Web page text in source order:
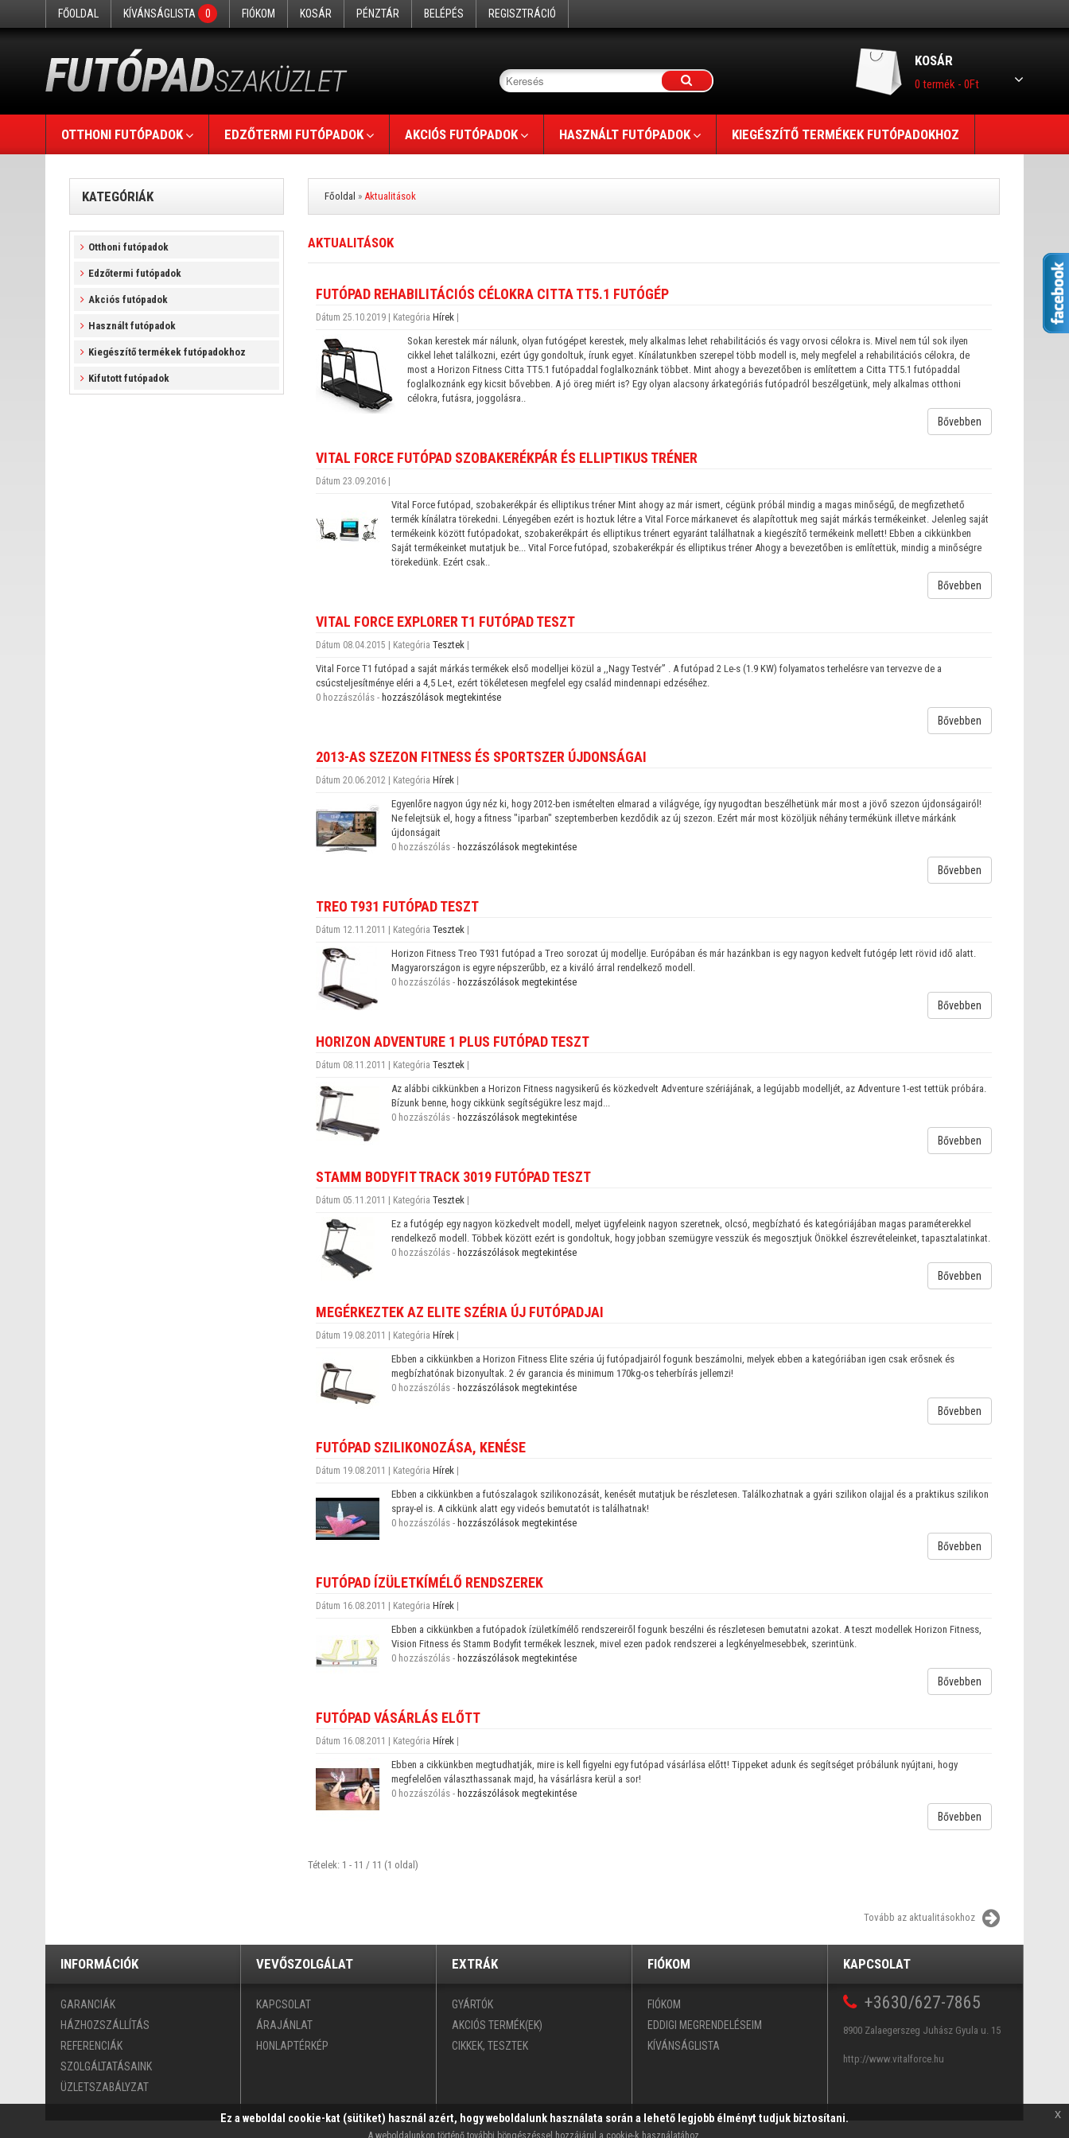
FŐOLDAL KÍVÁNSÁGLISTA 0 FIÓKOM KOSÁR PÉNZTÁR BELÉPÉS REGISZTRÁCIÓ
KOSÁR
0 termék - 0Ft
OTTHONI FUTÓPADOK EDZŐTERMI FUTÓPADOK AKCIÓS FUTÓPADOK HASZNÁLT FUTÓPADOK KIEGÉSZÍTŐ TERMÉKEK FUTÓPADOKHOZ
KATEGÓRIÁK
Otthoni futópadok
Edzőtermi futópadok
Akciós futópadok
Használt futópadok
Kiegészítő termékek futópadokhoz
Kifutott futópadok
Főoldal » Aktualitások
AKTUALITÁSOK
FUTÓPAD REHABILITÁCIÓS CÉLOKRA CITTA TT5.1 FUTÓGÉP
Dátum 25.10.2019 | Kategória Hírek
Sokan kerestek már nálunk, olyan futógépet kerestek, mely alkalmas lehet rehabilitációs és vagy orvosi célokra is. Mivel nem túl sok ilyen
cikkel lehet találkozni, ezért úgy gondoltuk, írunk egyet. Kínálatunkben szerepel több modell is, mely megfelel a rehabilitációs célokra, de
most a Horizon Fitness Citta TT5.1 futópaddal foglalkoznánk többet. Mint ahogy a bevezetőben is említettem a Citta TT5.1 futópaddal
foglalkoznánk egy kicsit bővebben. A jó öreg miért is? Egy olyan alacsony árkategóriás futópadról beszélgetünk, mely alkalmas otthoni
célokra, futásra, joggolásra..
Bővebben
VITAL FORCE FUTÓPAD SZOBAKERÉKPÁR ÉS ELLIPTIKUS TRÉNER
Dátum 23.09.2016 |
Vital Force futópad, szobakerékpár és elliptikus tréner Mint ahogy az már ismert, cégünk próbál mindig a magas minőségű, de megfizethető
termék kínálatra törekedni. Lényegében ezért is hoztuk létre a Vital Force márkanevet és alapítottuk meg saját márkás termékeinket. Jelenleg saját
termékeink között futópadokat, szobakerékpárt és elliptikus trénert egyaránt találhatnak a kiegészítő termékeink mellett! Ebben a cikkünkben
Saját termékeinket mutatjuk be... Vital Force futópad, szobakerékpár és elliptikus tréner Ahogy a bevezetőben is említettük, mindig a minőségre
törekedünk. Ezért csak..
Bővebben
VITAL FORCE EXPLORER T1 FUTÓPAD TESZT
Dátum 08.04.2015 | Kategória Tesztek
Vital Force T1 futópad a saját márkás termékek első modelljei közül a ,,Nagy Testvér” . A futópad 2 Le-s (1.9 KW) folyamatos terhelésre van tervezve de a
csúcsteljesítménye eléri a 4,5 Le-t, ezért tökéletesen megfelel egy család mindennapi edzéséhez.
0 hozzászólás - hozzászólások megtekintése
Bővebben
2013-AS SZEZON FITNESS ÉS SPORTSZER ÚJDONSÁGAI
Dátum 20.06.2012 | Kategória Hírek
Egyenlőre nagyon úgy néz ki, hogy 2012-ben ismételten elmarad a világvége, így nyugodtan beszélhetünk már most a jövő szezon újdonságairól!
Ne felejtsük el, hogy a fitness "iparban" szeptemberben kezdődik az új szezon. Ezért már most közöljük néhány termékünk illetve márkánk
újdonságait
0 hozzászólás - hozzászólások megtekintése
Bővebben
TREO T931 FUTÓPAD TESZT
Dátum 12.11.2011 | Kategória Tesztek
Horizon Fitness Treo T931 futópad a Treo sorozat új modellje. Európában és már hazánkban is egy nagyon kedvelt futógép lett rövid idő alatt.
Magyarországon is egyre népszerűbb, ez a kiváló árral rendelkező modell.
0 hozzászólás - hozzászólások megtekintése
Bővebben
HORIZON ADVENTURE 1 PLUS FUTÓPAD TESZT
Dátum 08.11.2011 | Kategória Tesztek
Az alábbi cikkünkben a Horizon Fitness nagysikerű és közkedvelt Adventure szériájának, a legújabb modelljét, az Adventure 1-est tettük próbára.
Bízunk benne, hogy cikkünk segítségükre lesz majd...
0 hozzászólás - hozzászólások megtekintése
Bővebben
STAMM BODYFIT TRACK 3019 FUTÓPAD TESZT
Dátum 05.11.2011 | Kategória Tesztek
Ez a futógép egy nagyon közkedvelt modell, melyet ügyfeleink nagyon szeretnek, olcsó, megbízható és kategóriájában magas paraméterekkel
rendelkező modell. Többek között ezért is gondoltuk, hogy jobban szemügyre vesszük és megosztjuk Önökkel észrevételeinket, tapasztalatinkat.
0 hozzászólás - hozzászólások megtekintése
Bővebben
MEGÉRKEZTEK AZ ELITE SZÉRIA ÚJ FUTÓPADJAI
Dátum 19.08.2011 | Kategória Hírek
Ebben a cikkünkben a Horizon Fitness Elite széria új futópadjairól fogunk beszámolni, melyek ebben a kategóriában igen csak erősnek és
megbízhatónak bizonyultak. 2 év garancia és minimum 170kg-os teherbírás jellemzi!
0 hozzászólás - hozzászólások megtekintése
Bővebben
FUTÓPAD SZILIKONOZÁSA, KENÉSE
Dátum 19.08.2011 | Kategória Hírek
Ebben a cikkünkben a futószalagok szilikonozását, kenését mutatjuk be részletesen. Találkozhatnak a gyári szilikon olajjal és a praktikus szilikon
spray-el is. A cikkünk alatt egy videós bemutatót is találhatnak!
0 hozzászólás - hozzászólások megtekintése
Bővebben
FUTÓPAD ÍZÜLETKÍMÉLŐ RENDSZEREK
Dátum 16.08.2011 | Kategória Hírek
Ebben a cikkünkben a futópadok ízületkímélő rendszereiről fogunk beszélni és részletesen bemutatni azokat. A teszt modellek Horizon Fitness,
Vision Fitness és Stamm Bodyfit termékek lesznek, mivel ezen padok rendszerei a legkényelmesebbek, szerintünk.
0 hozzászólás - hozzászólások megtekintése
Bővebben
FUTÓPAD VÁSÁRLÁS ELŐTT
Dátum 16.08.2011 | Kategória Hírek
Ebben a cikkünkben megtudhatják, mire is kell figyelni egy futópad vásárlása előtt! Tippeket adunk és segítséget próbálunk nyújtani, hogy
megfelelően választhassanak majd, ha vásárlásra kerül a sor!
0 hozzászólás - hozzászólások megtekintése
Bővebben
Tételek: 1 - 11 / 11 (1 oldal)
Tovább az aktualitásokhoz
INFORMÁCIÓK
GARANCIÁK
HÁZHOZSZÁLLÍTÁS
REFERENCIÁK
SZOLGÁLTATÁSAINK
ÜZLETSZABÁLYZAT
VEVŐSZOLGÁLAT
KAPCSOLAT
ÁRAJÁNLAT
HONLAPTÉRKÉP
EXTRÁK
GYÁRTÓK
AKCIÓS TERMÉK(EK)
CIKKEK, TESZTEK
FIÓKOM
FIÓKOM
EDDIGI MEGRENDELÉSEIM
KÍVÁNSÁGLISTA
KAPCSOLAT
+3630/627-7865
8900 Zalaegerszeg Juhász Gyula u. 15
http://www.vitalforce.hu
Ez a weboldal cookie-kat (sütiket) használ azért, hogy weboldalunk használata során a lehető legjobb élményt tudjuk biztosítani.
A weboldalunkon történő további böngészéssel hozzájárul a cookie-k használatához.
x